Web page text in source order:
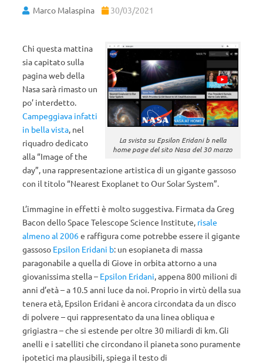
Marco Malaspina 30/03/2021
La svista su Epsilon Eridani b nella
home page del sito Nasa del 30 marzo
Chi questa mattina
sia capitato sulla
pagina web della
Nasa sarà rimasto un
po’ interdetto.
Campeggiava infatti
in bella vista, nel
riquadro dedicato
alla “Image of the
day”, una rappresentazione artistica di un gigante gassoso
con il titolo “Nearest Exoplanet to Our Solar System”.
L’immagine in effetti è molto suggestiva. Firmata da Greg
Bacon dello Space Telescope Science Institute, risale
almeno al 2006e raffigura come potrebbe essere il gigante
gassoso Epsilon Eridani b: un esopianeta di massa
paragonabile a quella di Giove in orbita attorno a una
giovanissima stella – Epsilon Eridani, appena 800 milioni di
anni d’età – a 10.5 anni luce da noi. Proprio in virtù della sua
tenera età, Epsilon Eridani è ancora circondata da un disco
di polvere – qui rappresentato da una linea obliqua e
grigiastra – che si estende per oltre 30 miliardi di km. Gli
anelli e i satelliti che circondano il pianeta sono puramente
ipotetici ma plausibili, spiega il testo di